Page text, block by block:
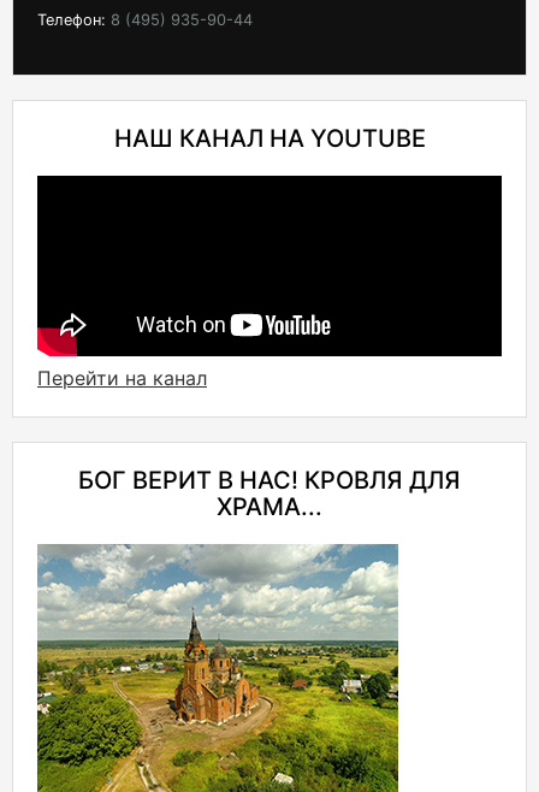
Телефон: 8 (495) 935-90-44
НАШ КАНАЛ НА YOUTUBE
Перейти на канал
БОГ ВЕРИТ В НАС! КРОВЛЯ ДЛЯ
ХРАМА...